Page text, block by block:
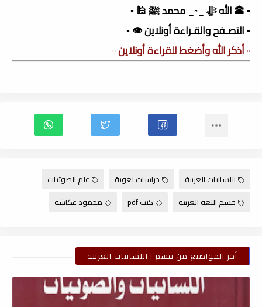
▪️ 🕋 الله ﷻ _▫️_ محمد ﷺ 🕌 ▪️
▪️ التصـفح والقـراءة أونلاين 👁️ ▪️
▫️ أذكر الله وأضغط للقراءة أونلاين ▫️
اللسانيات العربية دراسات لغوية
علم الصوتيات
قسم اللغة العربية
كتب pdf محمود عكاشة
أخر المواضيع من قسم : اللسانيات العربية